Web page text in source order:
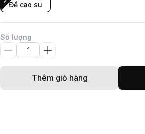
Đế cao su
Số lượng
Thêm giỏ hàng